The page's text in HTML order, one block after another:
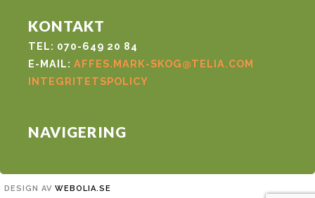
KONTAKT
TEL: 070-649 20 84
E-MAIL: AFFES.MARK-SKOG@TELIA.COM
INTEGRITETSPOLICY
NAVIGERING
DESIGN AV WEBOLIA.SE